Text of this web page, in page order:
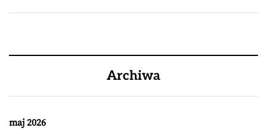
Archiwa
maj 2026